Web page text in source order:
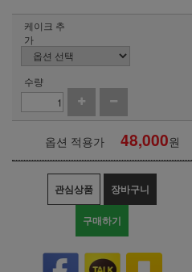
케이크 추
가
수량
옵션 적용가 48,000원
관심상품 장바구니
구매하기